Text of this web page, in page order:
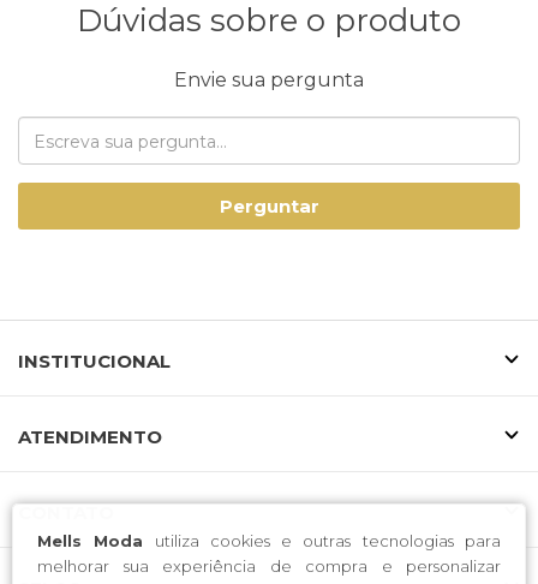
Mells Moda utiliza cookies e outras tecnologias para
melhorar sua experiência de compra e personalizar
Dúvidas sobre o produto
Envie sua pergunta
Perguntar
INSTITUCIONAL
ATENDIMENTO